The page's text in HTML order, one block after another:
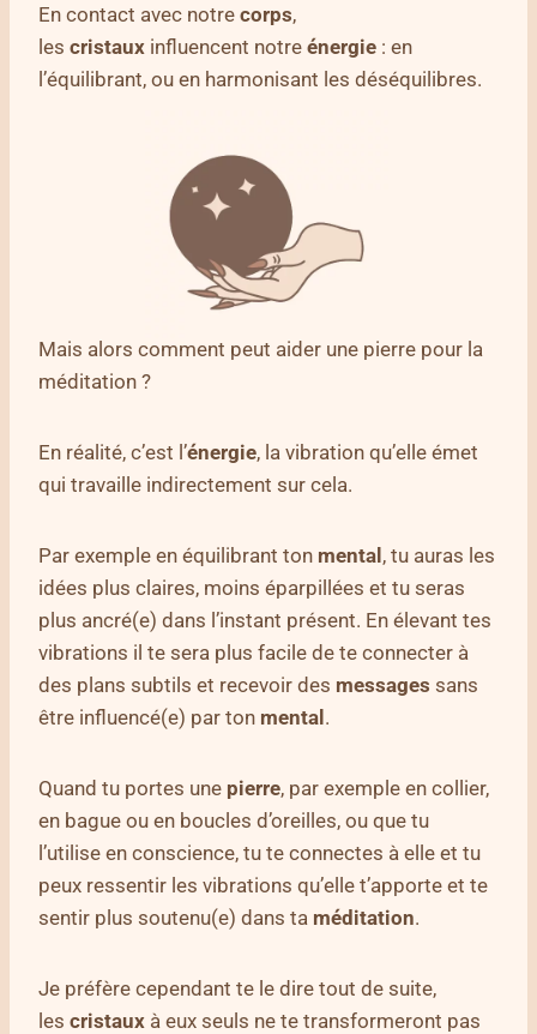
En contact avec notre corps,
les cristaux influencent notre énergie : en
l’équilibrant, ou en harmonisant les déséquilibres.
Mais alors comment peut aider une pierre pour la
méditation ?
En réalité, c’est l’énergie, la vibration qu’elle émet
qui travaille indirectement sur cela.
Par exemple en équilibrant ton mental, tu auras les
idées plus claires, moins éparpillées et tu seras
plus ancré(e) dans l’instant présent. En élevant tes
vibrations il te sera plus facile de te connecter à
des plans subtils et recevoir des messages sans
être influencé(e) par ton mental.
Quand tu portes une pierre, par exemple en collier,
en bague ou en boucles d’oreilles, ou que tu
l’utilise en conscience, tu te connectes à elle et tu
peux ressentir les vibrations qu’elle t’apporte et te
sentir plus soutenu(e) dans ta méditation.
Je préfère cependant te le dire tout de suite,
les cristaux à eux seuls ne te transformeront pas